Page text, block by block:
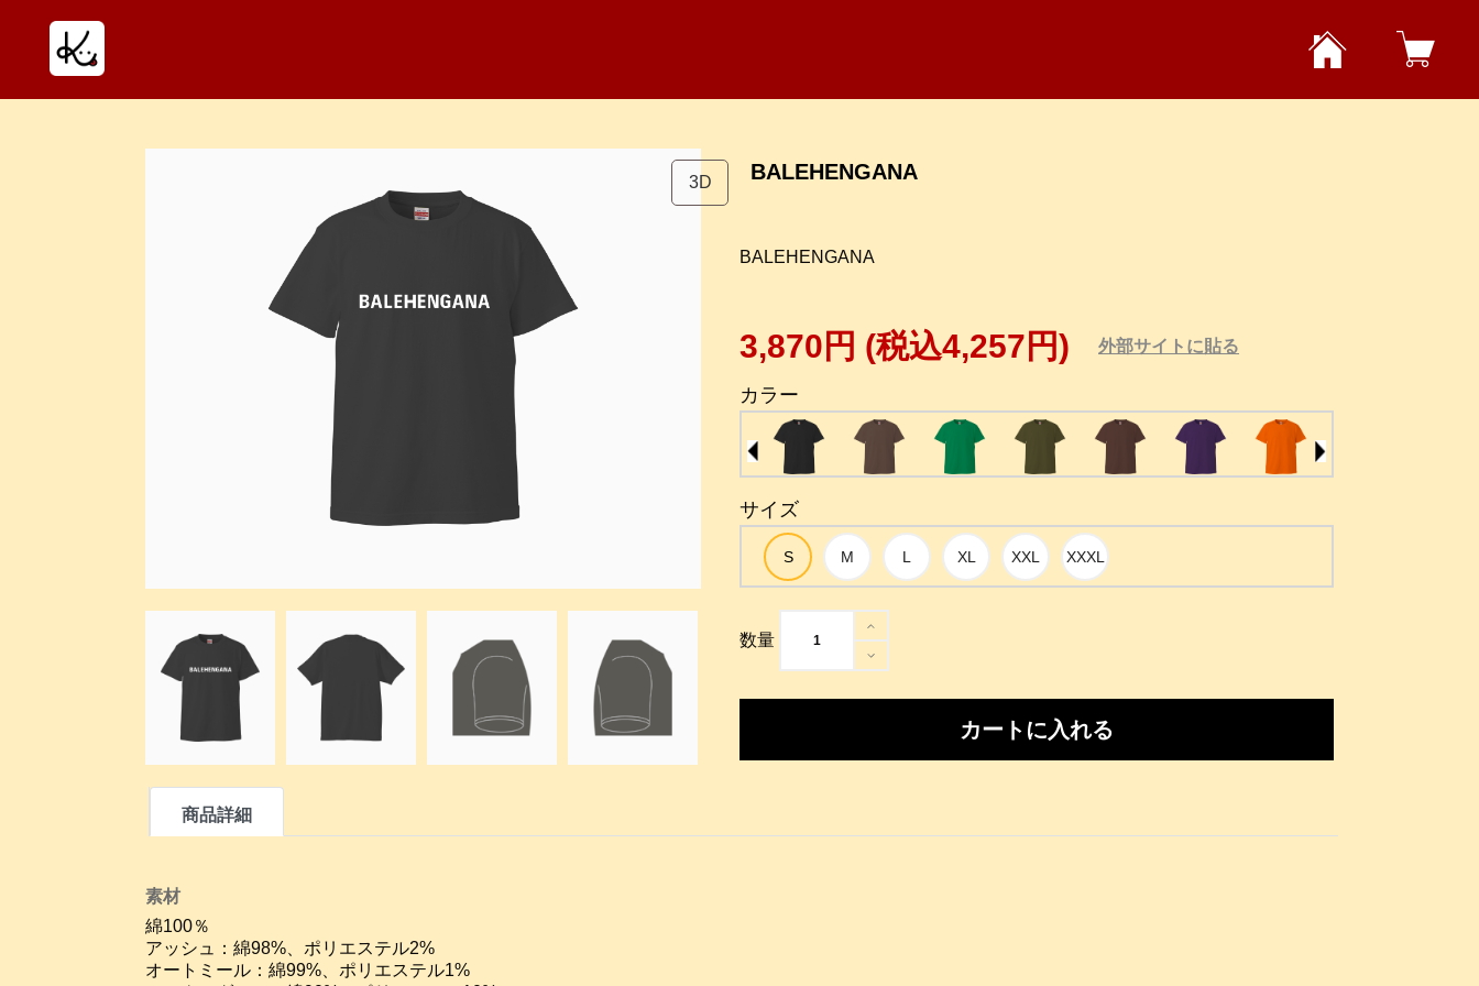
3D BALEHENGANA
BALEHENGANA
3,870円 (税込4,257円) 外部サイトに貼る
カラー
サイズ
数量
カートに入れる
商品詳細
素材
綿100％
アッシュ：綿98%、ポリエステル2%
オートミール：綿99%、ポリエステル1%